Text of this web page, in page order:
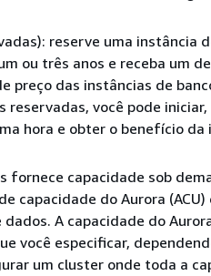
reserve uma instância
ou três anos e receba um
preço das instâncias de
reservadas, você pode
hora e obter o benefício da
fornece capacidade sob
capacidade do Aurora (ACU)
A capacidade do
você especificar,
um cluster onde toda a